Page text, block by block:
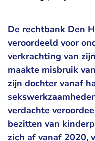
De rechtbank Den
veroordeeld voor
verkrachting van
maakte misbruik
zijn dochter vanaf
verdachte
bezitten van
zich af vanaf 2020,